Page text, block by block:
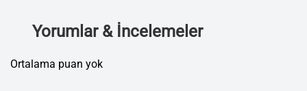
Yorumlar & İncelemeler
Ortalama puan yok